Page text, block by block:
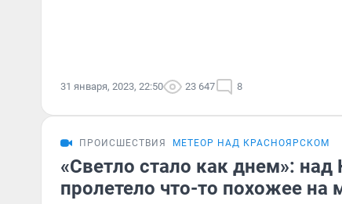
31 января, 2023, 22:50 23 647 8
ПРОИСШЕСТВИЯ МЕТЕОР НАД КРАСНОЯРСКОМ
«Светло стало как днем»: над
пролетело что-то похожее на